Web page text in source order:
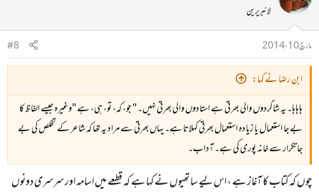
لائبریرین
مارچ 10، 2014
#8
ابن رضا نے کہا:
ہاہاہا۔ یہ شاگردوں والی بھرتی ہے استادوں والی بھرتی نہیں۔ " جو، کہ، تو، ہی، ہے "وغیرہ جیسے الفاظ کا
بے جا استعمال یا زیادہ استعمال بھرتی کہلاتا ہے۔ یہاں بھرتی سے مراد یہ تھا کہ شاعر کے تخلص کی بے
جا تکرار سے خانہ پوری کی ہے۔ آداب۔
چوں کہ کتاب کا آغاز ہے ، اس لیے ساتھیوں نے کہا ہے کہ قطعے میں اسامہ اور سرسری دونوں